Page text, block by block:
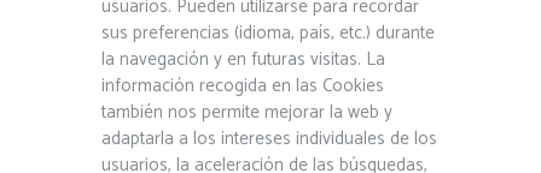
usuarios. Pueden utilizarse para recordar
sus preferencias (idioma, país, etc.) durante
la navegación y en futuras visitas. La
información recogida en las Cookies
también nos permite mejorar la web y
adaptarla a los intereses individuales de los
usuarios, la aceleración de las búsquedas,